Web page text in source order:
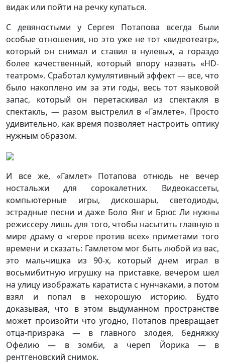
видак или пойти на речку купаться.
С девяностыми у Сергея Потапова всегда были
особые отношения, но это уже не тот «видеотеатр»,
который он снимал и ставил в нулевых, а гораздо
более качественный, который впору назвать «HD-
театром». Сработал кумулятивный эффект — все, что
было накоплено им за эти годы, весь тот языковой
запас, который он перетаскивал из спектакля в
спектакль, — разом выстрелил в «Гамлете». Просто
удивительно, как время позволяет настроить оптику
нужным образом.
И все же, «Гамлет» Потапова отнюдь не вечер
ностальжи для сорокалетних. Видеокассеты,
компьютерные игры, дискошары, светодиоды,
эстрадные песни и даже Боло Янг и Брюс Ли нужны
режиссеру лишь для того, чтобы насытить главную в
мире драму о «герое против всех» приметами того
времени и сказать: Гамлетом мог быть любой из вас,
это мальчишка из 90-х, который днем играл в
восьмибитную игрушку на приставке, вечером шел
на улицу изображать каратиста с нунчаками, а потом
взял и попал в нехорошую историю. Будто
доказывая, что в этом выдуманном пространстве
может произойти что угодно, Потапов превращает
отца-призрака — в главного злодея, бедняжку
Офелию — в зомби, а череп Йорика — в
рентгеновский снимок.